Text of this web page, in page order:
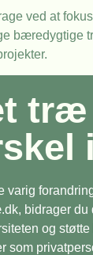
ved at
bæredygtige
varig
bidrager du
og
som